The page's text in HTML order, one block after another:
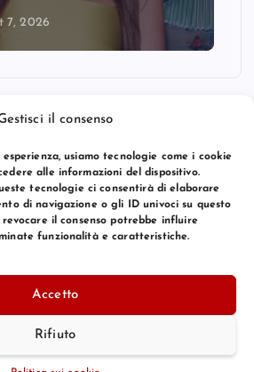
il consenso
usiamo tecnologie come i cookie
alle informazioni del dispositivo.
tecnologie ci consentirà di elaborare
di navigazione o gli ID univoci su questo
il consenso potrebbe influire
funzionalità e caratteristiche.
Accetto
Rifiuto
7, 2026